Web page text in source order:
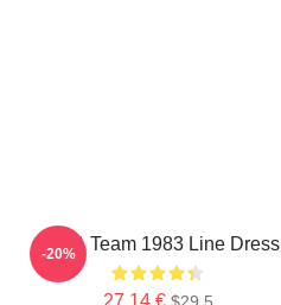
The A Team 1983 Line Dress
27,14 €
-20%